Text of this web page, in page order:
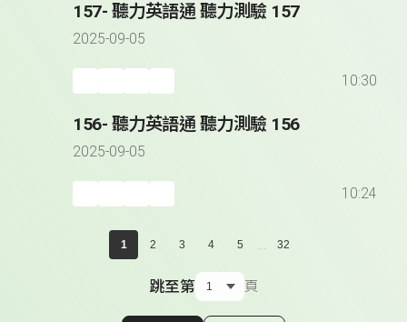
157- 聽力英語通 聽力測驗 157
2025-09-05
10:30
156- 聽力英語通 聽力測驗 156
2025-09-05
10:24
1 2 3 4 5 ... 32
跳至第 頁